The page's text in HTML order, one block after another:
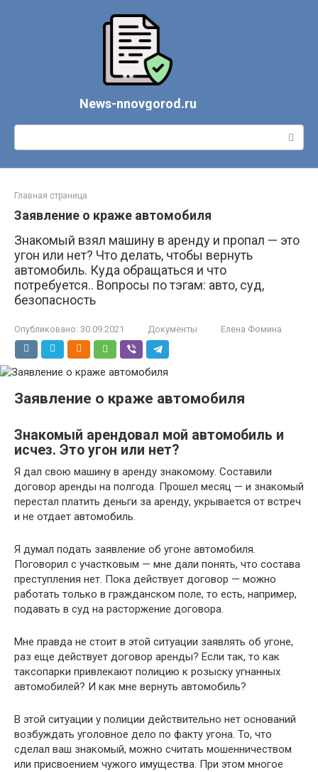
News-nnovgorod.ru
Поиск:
Главная страница
Заявление о краже автомобиля
Знакомый взял машину в аренду и пропал — это
угон или нет? Что делать, чтобы вернуть
автомобиль. Куда обращаться и что
потребуется.. Вопросы по тэгам: авто, суд,
безопасность
Опубликовано: 30.09.2021 Документы Елена Фомина
Заявление о краже автомобиля
Знакомый арендовал мой автомобиль и
исчез. Это угон или нет?
Я дал свою машину в аренду знакомому. Составили
договор аренды на полгода. Прошел месяц — и знакомый
перестал платить деньги за аренду, укрывается от встреч
и не отдает автомобиль.
Я думал подать заявление об угоне автомобиля.
Поговорил с участковым — мне дали понять, что состава
преступления нет. Пока действует договор — можно
работать только в гражданском поле, то есть, например,
подавать в суд на расторжение договора.
Мне правда не стоит в этой ситуации заявлять об угоне,
раз еще действует договор аренды? Если так, то как
таксопарки привлекают полицию к розыску угнанных
автомобилей? И как мне вернуть автомобиль?
В этой ситуации у полиции действительно нет оснований
возбуждать уголовное дело по факту угона. То, что
сделал ваш знакомый, можно считать мошенничеством
или присвоением чужого имущества. При этом многое